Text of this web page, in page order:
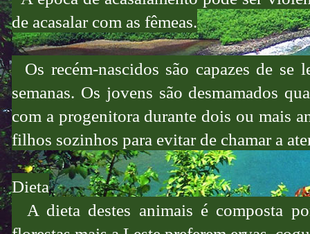
de acasalar com as fêmeas.
Os recém-nascidos são capazes de se
semanas. Os jovens são desmamados
com a progenitora durante dois ou mais
filhos sozinhos para evitar de chamar a
Dieta
A dieta destes animais é composta